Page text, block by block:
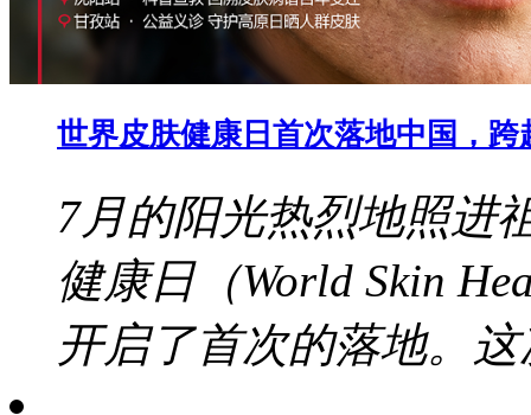
世界皮肤健康日首次落地中国，
7月的阳光热烈地照进
健康日（World Skin
开启了首次的落地。这